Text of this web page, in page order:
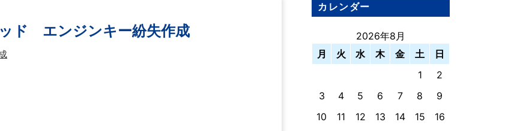
ド エンジンキー紛失作成
カレンダー
2026年8月
月
火 水 木 金 土
日
1
2
3
4 5 6 7 8
9
10
11 12 13 14 15
16